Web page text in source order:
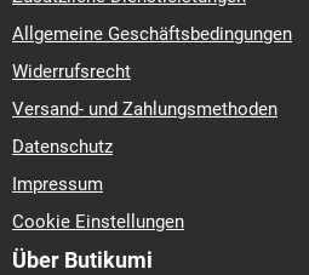
Allgemeine Geschäftsbedingungen
Widerrufsrecht
Versand- und Zahlungsmethoden
Datenschutz
Impressum
Cookie Einstellungen
Über Butikumi